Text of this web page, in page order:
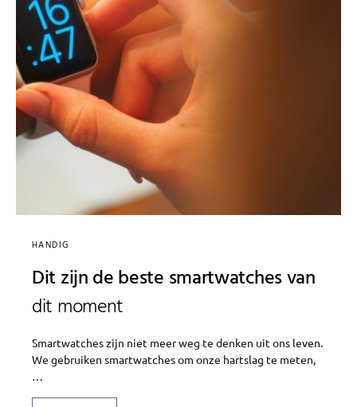
HANDIG
Dit zijn de beste smartwatches van
dit moment
Smartwatches zijn niet meer weg te denken uit ons leven.
We gebruiken smartwatches om onze hartslag te meten,
…